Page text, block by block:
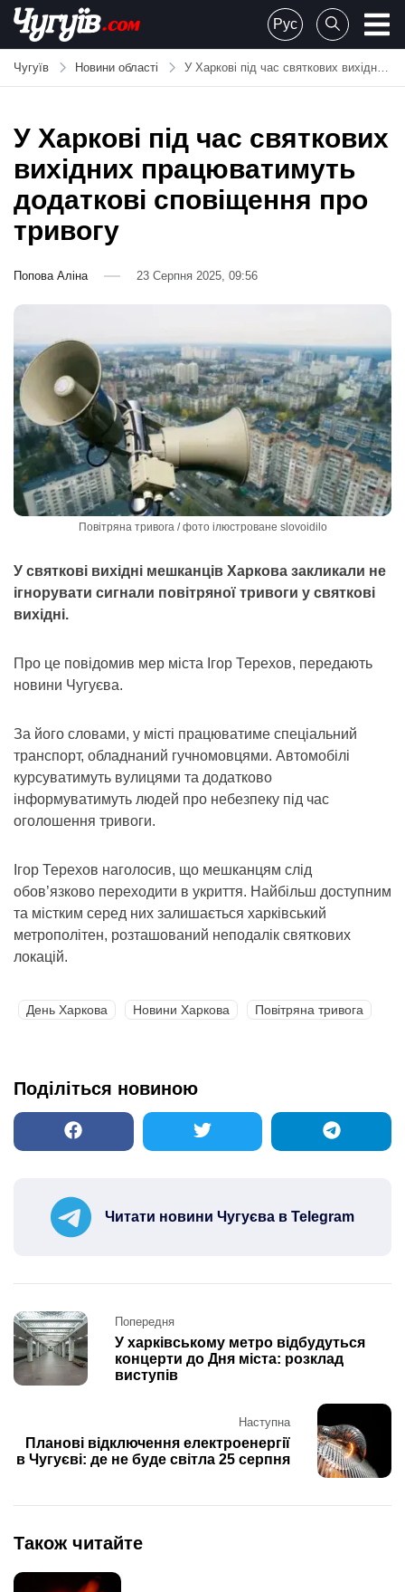
Skip
content
Chuguiv
Рус
Чугуїв Новини області У Харкові під час святкових вихідних працюватимуть додаткові сповіщення про тривогу
У Харкові під час святкових
вихідних працюватимуть
додаткові сповіщення про
тривогу
Попова Аліна 23 Серпня 2025, 09:56
Повітряна тривога / фото ілюстроване slovoidilo
У святкові вихідні мешканців Харкова закликали не
ігнорувати сигнали повітряної тривоги у святкові
вихідні.
Про це повідомив мер міста Ігор Терехов, передають
новини Чугуєва.
За його словами, у місті працюватиме спеціальний
транспорт, обладнаний гучномовцями. Автомобілі
курсуватимуть вулицями та додатково
інформуватимуть людей про небезпеку під час
оголошення тривоги.
Ігор Терехов наголосив, що мешканцям слід
обов’язково переходити в укриття. Найбільш доступним
та містким серед них залишається харківський
метрополітен, розташований неподалік святкових
локацій.
День Харкова Новини Харкова Повітряна тривога
Поділіться новиною
Читати новини Чугуєва в Telegram
Post
navigation
Попередня
У харківському метро відбудуться
концерти до Дня міста: розклад
виступів
Наступна
Планові відключення електроенергії
в Чугуєві: де не буде світла 25 серпня
Також читайте